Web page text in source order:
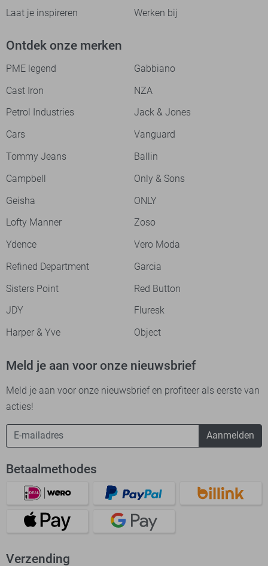
Laat je inspireren Werken bij
Ontdek onze merken
PME legend
Gabbiano
Cast Iron
NZA
Petrol Industries
Jack & Jones
Cars
Vanguard
Tommy Jeans
Ballin
Campbell
Only & Sons
Geisha
ONLY
Lofty Manner
Zoso
Ydence
Vero Moda
Refined Department
Garcia
Sisters Point
Red Button
JDY
Fluresk
Harper & Yve
Object
Meld je aan voor onze nieuwsbrief
Meld je aan voor onze nieuwsbrief en profiteer als eerste van
acties!
Aanmelden
Betaalmethodes
Verzending